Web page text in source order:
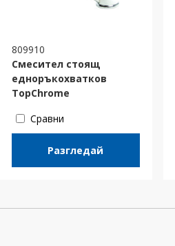
809910
Смесител стоящ
едноръкохватков
TopChrome
Сравни
Разгледай